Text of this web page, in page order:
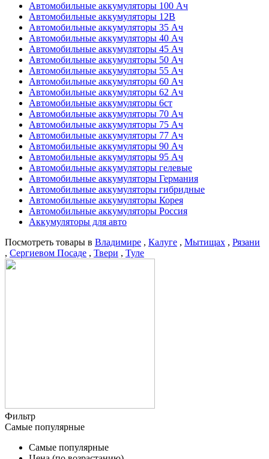
Автомобильные аккумуляторы 100 Ач
Автомобильные аккумуляторы 12В
Автомобильные аккумуляторы 35 Ач
Автомобильные аккумуляторы 40 Ач
Автомобильные аккумуляторы 45 Ач
Автомобильные аккумуляторы 50 Ач
Автомобильные аккумуляторы 55 Ач
Автомобильные аккумуляторы 60 Ач
Автомобильные аккумуляторы 62 Ач
Автомобильные аккумуляторы 6ст
Автомобильные аккумуляторы 70 Ач
Автомобильные аккумуляторы 75 Ач
Автомобильные аккумуляторы 77 Ач
Автомобильные аккумуляторы 90 Ач
Автомобильные аккумуляторы 95 Ач
Автомобильные аккумуляторы гелевые
Автомобильные аккумуляторы Германия
Автомобильные аккумуляторы гибридные
Автомобильные аккумуляторы Корея
Автомобильные аккумуляторы Россия
Аккумуляторы для авто
Посмотреть товары в Владимире , Калуге , Мытищах , Рязани
, Сергиевом Посаде , Твери , Туле
Фильтр
Самые популярные
Самые популярные